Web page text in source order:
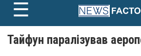
content
☰
Тайфун паралізував